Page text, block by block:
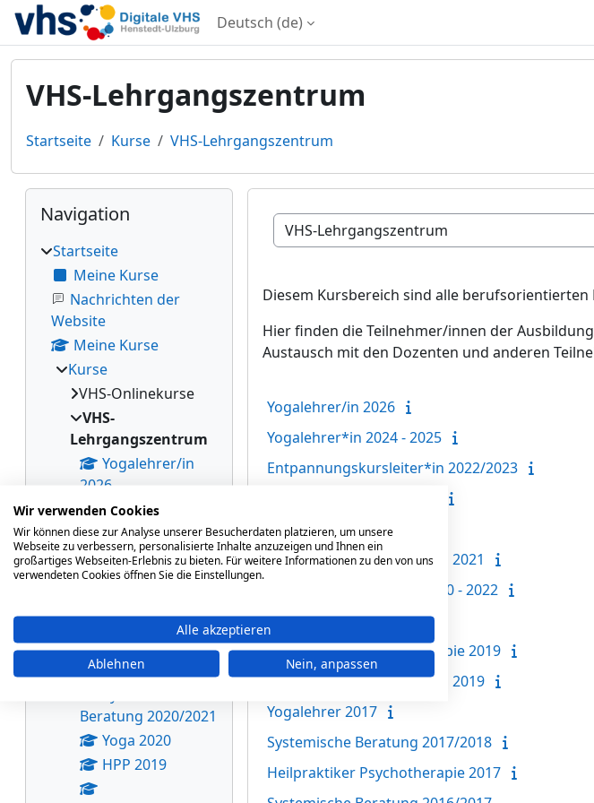
Zum Hauptinhalt
Deutsch ‎(de)‎
VHS-Lehrgangszentrum
Startseite Kurse VHS-Lehrgangszentrum
Kursbereiche
Diesem Kursbereich sind alle
Hier finden die Teilnehmer/innen der
Austausch mit den Dozenten und anderen
Yogalehrer/in 2026
Yogalehrer*in 2024 - 2025
Entpannungskursleiter*in 2022/2023
Pilatestrainer*in 2021
Entspannungskursleiter/in 2021
Systemische Beratung 2020 - 2022
Yogalehrer/innen 2020
Heilpraktiker Psychotherapie 2019
Entspannungskursleiter/in 2019
Yogalehrer 2017
Systemische Beratung 2017/2018
Heilpraktiker Psychotherapie 2017
Blöcke
Navigation überspringen
Navigation
Startseite
Meine Kurse
Nachrichten der
Website
Meine Kurse
Kurse
VHS-Onlinekurse
VHS-
Lehrgangszentrum
Yogalehrer/in
2026
Yogalehrer*in
2024 - 2025
EKL
Yogalehrer*in
Pilatestrainer*in
2021
EKL 2021
Beratung 2020/2021
Yoga 2020
HPP 2019
Wir verwenden Cookies
Wir können diese zur Analyse unserer Besucherdaten platzieren, um unsere
Webseite zu verbessern, personalisierte Inhalte anzuzeigen und Ihnen ein
großartiges Webseiten-Erlebnis zu bieten. Für weitere Informationen zu den von uns
verwendeten Cookies öffnen Sie die Einstellungen.
Alle akzeptieren
Ablehnen
Nein, anpassen